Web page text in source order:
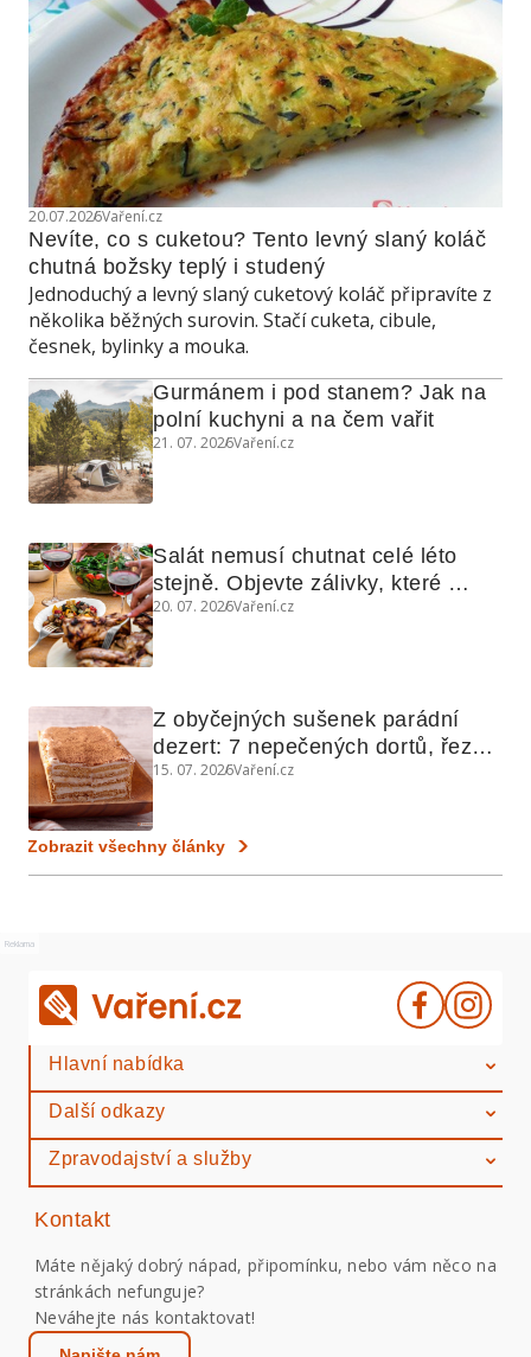
20.07.2026Vaření.cz
Nevíte, co s cuketou? Tento levný slaný koláč
chutná božsky teplý i studený
Jednoduchý a levný slaný cuketový koláč připravíte z
několika běžných surovin. Stačí cuketa, cibule,
česnek, bylinky a mouka.
Gurmánem i pod stanem? Jak na
polní kuchyni a na čem vařit
21. 07. 2026Vaření.cz
Salát nemusí chutnat celé léto
stejně. Objevte zálivky, které
využijete i na maso, nudle nebo
20. 07. 2026Vaření.cz
Z obyčejných sušenek parádní
dezert: 7 nepečených dortů, řezů
a koláčů
15. 07. 2026Vaření.cz
Zobrazit všechny články
Reklama
Hlavní nabídka
Další odkazy
Zpravodajství a služby
Kontakt
Máte nějaký dobrý nápad, připomínku, nebo vám něco na
stránkách nefunguje?
Neváhejte nás kontaktovat!